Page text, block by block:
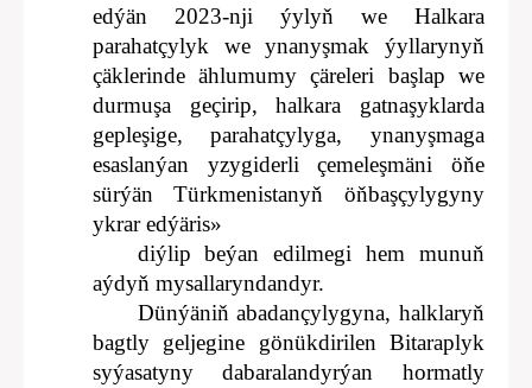
edýän 2023-nji ýylyň we Halkara
parahatçylyk we ynanyşmak ýyllarynyň
çäklerinde ählumumy çäreleri başlap we
durmuşa geçirip, halkara gatnaşyklarda
gepleşige, parahatçylyga, ynanyşmaga
esaslanýan yzygiderli çemeleşmäni öňe
sürýän Türkmenistanyň öňbaşçylygyny
ykrar edýäris»
diýlip beýan edilmegi hem munuň
aýdyň mysallaryndandyr.
Dünýäniň abadançylygyna, halklaryň
bagtly geljegine gönükdirilen Bitaraplyk
syýasatyny dabaralandyrýan hormatly